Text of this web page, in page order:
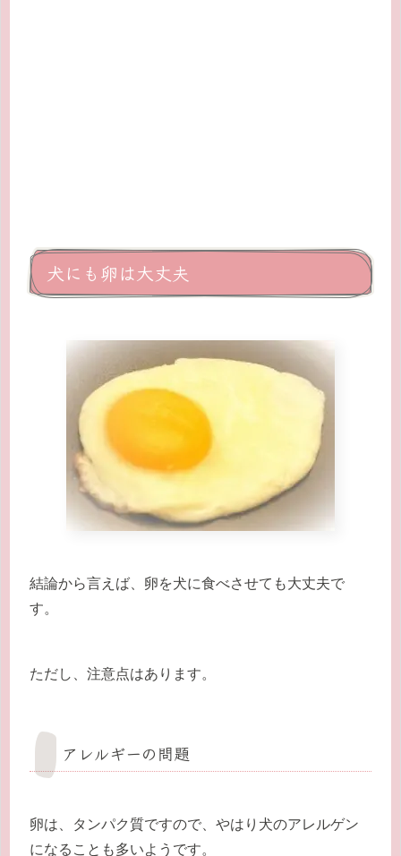
犬にも卵は大丈夫
結論から言えば、卵を犬に食べさせても大丈夫で
す。
ただし、注意点はあります。
アレルギーの問題
卵は、タンパク質ですので、やはり 犬のアレルゲン
になることも多いようです。